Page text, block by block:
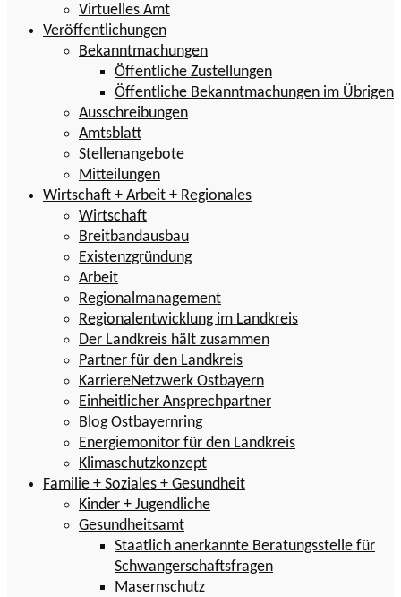
Virtuelles Amt
Veröffentlichungen
Bekanntmachungen
Öffentliche Zustellungen
Öffentliche Bekanntmachungen im Übrigen
Ausschreibungen
Amtsblatt
Stellenangebote
Mitteilungen
Wirtschaft + Arbeit + Regionales
Wirtschaft
Breitbandausbau
Existenzgründung
Arbeit
Regionalmanagement
Regionalentwicklung im Landkreis
Der Landkreis hält zusammen
Partner für den Landkreis
KarriereNetzwerk Ostbayern
Einheitlicher Ansprechpartner
Blog Ostbayernring
Energiemonitor für den Landkreis
Klimaschutzkonzept
Familie + Soziales + Gesundheit
Kinder + Jugendliche
Gesundheitsamt
Staatlich anerkannte Beratungsstelle für
Schwangerschaftsfragen
Masernschutz